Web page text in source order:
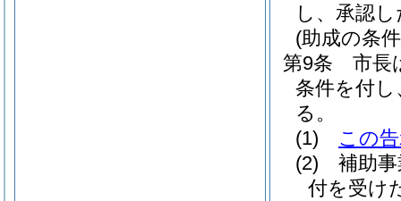
し、承認
(助成の条
第9条
市長
条件を付
る。
(1)
この
(2)
補助
付を受け